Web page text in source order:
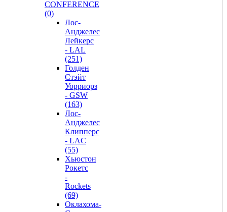
CONFERENCE
(0)
Лос-
Анджелес
Лейкерс
- LAL
(251)
Голден
Стэйт
Уорриорз
- GSW
(163)
Лос-
Анджелес
Клипперс
- LAC
(55)
Хьюстон
Рокетс
-
Rockets
(69)
Оклахома-